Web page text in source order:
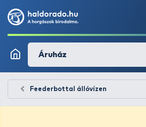
Áruház
Feederbottal állóvízen